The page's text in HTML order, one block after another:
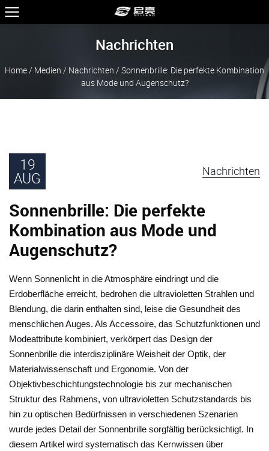
Nachrichten
Home / Medien / Nachrichten / Sonnenbrille: Die perfekte Kombination
aus Mode und Augenschutz?
19
AUG Nachrichten
Sonnenbrille: Die perfekte
Kombination aus Mode und
Augenschutz?
Wenn Sonnenlicht in die Atmosphäre eindringt und die
Erdoberfläche erreicht, bedrohen die ultravioletten Strahlen und
Blendung, die darin enthalten sind, leise die Gesundheit des
menschlichen Auges. Als Accessoire, das Schutzfunktionen und
Modeattribute kombiniert, verkörpert das Design der
Sonnenbrille die interdisziplinäre Weisheit der Optik, der
Materialwissenschaft und Ergonomie. Von der
Objektivbeschichtungstechnologie bis zur mechanischen
Struktur des Rahmens, von ultravioletten Schutzstandards bis
hin zu optischen Bedürfnissen in verschiedenen Szenarien
wurde jedes Detail der Sonnenbrille sorgfältig berücksichtigt. In
diesem Artikel wird systematisch das Kernwissen über